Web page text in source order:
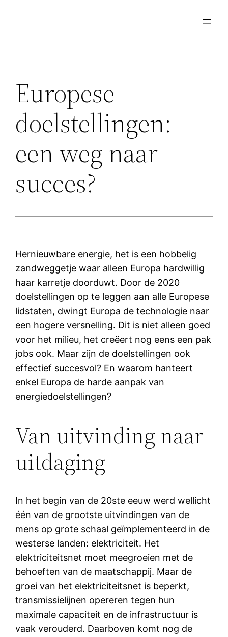
Europese
doelstellingen:
een weg naar
succes?
Hernieuwbare energie, het is een hobbelig
zandweggetje waar alleen Europa hardwillig
haar karretje doorduwt. Door de 2020
doelstellingen op te leggen aan alle Europese
lidstaten, dwingt Europa de technologie naar
een hogere versnelling. Dit is niet alleen goed
voor het milieu, het creëert nog eens een pak
jobs ook. Maar zijn de doelstellingen ook
effectief succesvol? En waarom hanteert
enkel Europa de harde aanpak van
energiedoelstellingen?
Van uitvinding naar
uitdaging
In het begin van de 20ste eeuw werd wellicht
één van de grootste uitvindingen van de
mens op grote schaal geïmplementeerd in de
westerse landen: elektriciteit. Het
elektriciteitsnet moet meegroeien met de
behoeften van de maatschappij. Maar de
groei van het elektriciteitsnet is beperkt,
transmissielijnen opereren tegen hun
maximale capaciteit en de infrastructuur is
vaak verouderd. Daarboven komt nog de